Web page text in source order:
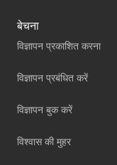
बेचना
विज्ञापन प्रकाशित करना
विज्ञापन प्रबंधित करें
विज्ञापन बुक करें
विश्वास की मुहर